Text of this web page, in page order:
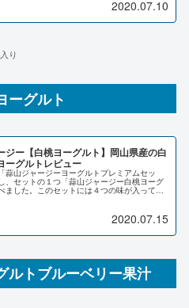
2020.07.10
り
ーグルト
ジー【白桃ヨーグルト】岡山県産の白
ーグルトレビュー
蒜山ジャージーヨーグルトプレミアムセッ
、セットの１つ「蒜山ジャージー白桃ヨーグ
ました。このセットには４つの味が入ってい
2020.07.15
ルトブルーベリー果汁